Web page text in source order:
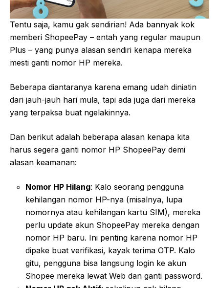
Tentu saja, kamu gak sendirian! Ada bannyak kok
memberi ShopeePay – entah yang regular maupun
Plus – yang punya alasan sendiri kenapa mereka
mesti ganti nomor HP mereka.
Beberapa diantaranya karena emang udah diniatin
dari jauh-jauh hari mula, tapi ada juga dari mereka
yang terpaksa buat ngelakinnya.
Dan berikut adalah beberapa alasan kenapa kita
harus segera ganti nomor HP ShopeePay demi
alasan keamanan:
Nomor HP Hilang: Kalo seorang pengguna
kehilangan nomor HP-nya (misalnya, lupa
nomornya atau kehilangan kartu SIM), mereka
perlu update akun ShopeePay mereka dengan
nomor HP baru. Ini penting karena nomor HP
dipake buat verifikasi, kayak terima OTP. Kalo
gitu, pengguna bisa langsung login ke akun
Shopee mereka lewat Web dan ganti password.